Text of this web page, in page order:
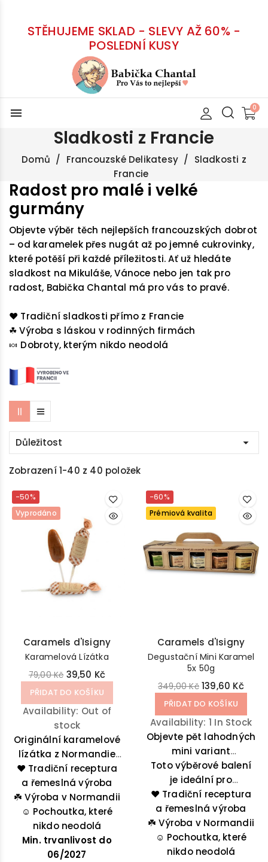
STĚHUJEME SKLAD - SLEVY AŽ 60% -
POSLEDNÍ KUSY
menu
Sladkosti z Francie
Domů Francouzské Delikatesy
Sladkosti z
Francie
Radost pro malé i velké
gurmány
Objevte výběr těch nejlepších francouzských dobrot
– od karamelek přes nugát až po jemné cukrovinky,
které potěší při každé příležitosti. Ať už hledáte
sladkost na Mikuláše, Vánoce nebo jen tak pro
radost, Babička Chantal má pro vás to pravé.
❤️ Tradiční sladkosti přímo z Francie
☘ Výroba s láskou v rodinných firmách
🍬 Dobroty, kterým nikdo neodolá
Důležitost 
Zobrazení 1-40 z 40 položek
-50%
Vyprodáno
Caramels d'Isigny
Karamelová Lízátka
79,00 Kč 39,50 Kč
PŘIDAT DO KOŠÍKU
Availability: Out of
stock
Originální karamelové
lízátka z Normandie
zabalené v papírovém
sáčku.
❤️ Tradiční receptura
a řemeslná výroba
☘️ Výroba v Normandii
☺️ Pochoutka, které
nikdo neodolá
Min. trvanlivost do
06/2027
-60%
Prémiová kvalita
Caramels d'Isigny
Degustační Mini Karamel
5x 50g
349,00 Kč 139,60 Kč
PŘIDAT DO KOŠÍKU
Availability: 1 In Stock
Objevte pět lahodných
mini variant
tradičního
normandského
karamelu v
praktických 50g
skleničkách – vanilka,
čokoláda, lískový
oříšek, slaný máslo a
Toto výběrové balení
je ideální pro
ochutnávku nebo jako
originální dárek pro
milovníky sladkých
pochoutek.
❤️ Tradiční receptura
a řemeslná výroba
☘️ Výroba v Normandii
☺️ Pochoutka, které
nikdo neodolá